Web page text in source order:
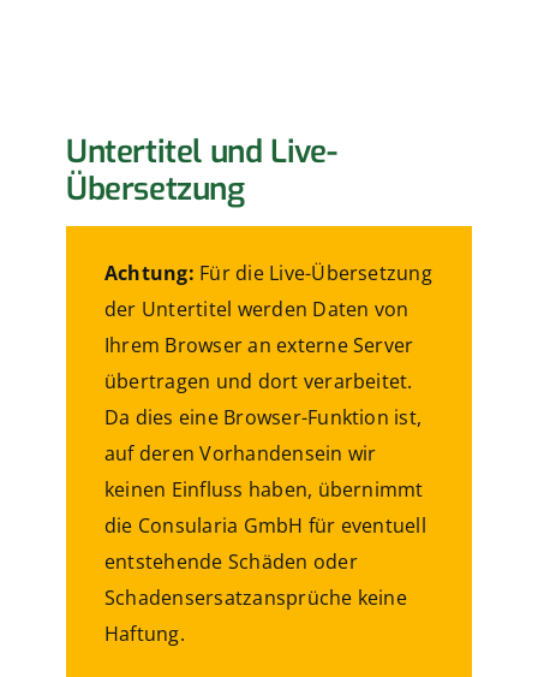
Untertitel und Live-
Übersetzung
Achtung: Für die Live-Übersetzung
der Untertitel werden Daten von
Ihrem Browser an externe Server
übertragen und dort verarbeitet.
Da dies eine Browser-Funktion ist,
auf deren Vorhandensein wir
keinen Einfluss haben, übernimmt
die Consularia GmbH für eventuell
entstehende Schäden oder
Schadensersatzansprüche keine
Haftung.